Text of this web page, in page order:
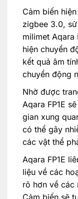
Cảm biến
zigbee 3.0,
milimet Aqara
hiện chuyển
kết quả âm
chuyển động
Nhờ được
Aqara FP1E
gian xung
có thể gây
các vật thể
Aqara FP1E
liệu về các
rõ hơn về các